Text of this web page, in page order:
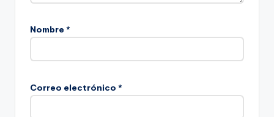
Nombre *
Correo electrónico *